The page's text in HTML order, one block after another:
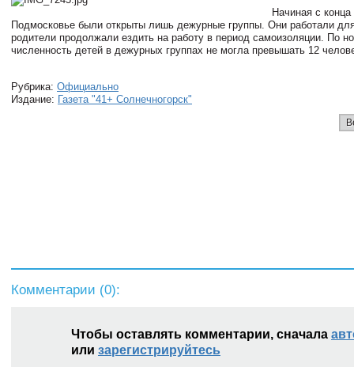
Начиная с
Подмосковье были открыты лишь дежурные группы. Они работали
родители продолжали ездить на работу в период самоизоляции. По
численность детей в дежурных группах не могла превышать 12
Рубрика: Официально
Издание: Газета "41+ Солнечногорск"
Комментарии (0):
Чтобы оставлять комментарии, сначала
или зарегистрируйтесь